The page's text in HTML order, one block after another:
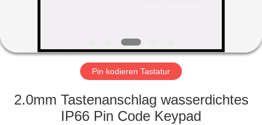
FABRIK-
QUALITÄTSKONTROLLE
Pin kodieren Tastatur
2.0mm Tastenanschlag wasserdichtes
IP66 Pin Code Keypad